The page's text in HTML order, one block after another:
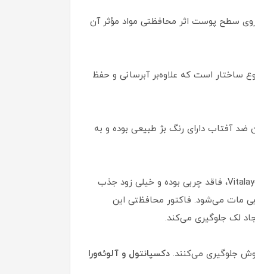
روی سطح پوست اثر محافظتی مواد مؤثر آن
ساختار است که علاوه‌بر آبرسانی و حفظ
آفتاب دارای رنگ بژ طبیعی بوده و به
این ضد آفتاب ضمن جلوگیری از ایجاد جوش به درمان جوش و تنظیم ترشح چربی پوست شما کمک می‌کند. ضد آفتاب Vitalayer، فاقد چربی بوده و خیلی زود جذب
مات می‌شود. فاکتور محافظتی این
جلوگیری می‌کنند. دکسپانتول و آلوئه‌ورا